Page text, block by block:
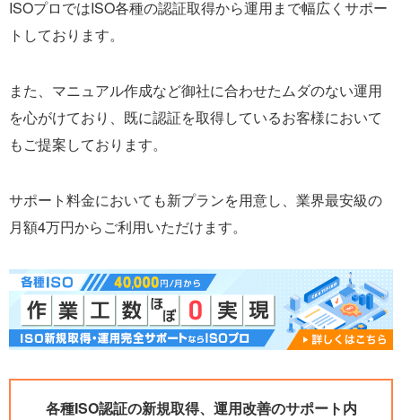
ISOプロではISO各種の認証取得から運用まで幅広くサポー
トしております。
また、マニュアル作成など御社に合わせたムダのない運用
を心がけており、既に認証を取得しているお客様において
もご提案しております。
サポート料金においても新プランを用意し、業界最安級の
月額4万円からご利用いただけます。
各種ISO認証の新規取得、運用改善のサポート内